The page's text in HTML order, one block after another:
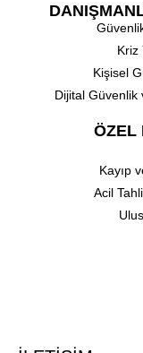
⁠Kriz
⁠Kişisel
Dijital Güvenlik
ÖZEL
Kayıp
⁠Acil